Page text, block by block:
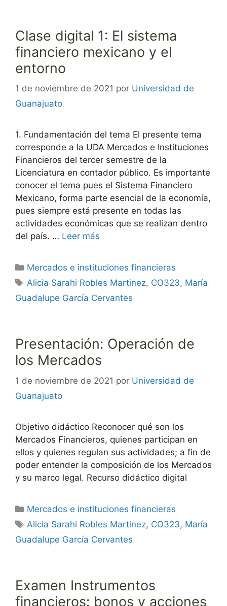
Clase digital 1: El sistema
financiero mexicano y el
entorno
1 de noviembre de 2021 por Universidad de
Guanajuato
1. Fundamentación del tema El presente tema
corresponde a la UDA Mercados e Instituciones
Financieros del tercer semestre de la
Licenciatura en contador público. Es importante
conocer el tema pues el Sistema Financiero
Mexicano, forma parte esencial de la economía,
pues siempre está presente en todas las
actividades económicas que se realizan dentro
del país. … Leer más
Categorías
Mercados e instituciones financieras
Etiquetas
Alicia Sarahi Robles Martinez, CO323, María
Guadalupe García Cervantes
Presentación: Operación de
los Mercados
1 de noviembre de 2021 por Universidad de
Guanajuato
Objetivo didáctico Reconocer qué son los
Mercados Financieros, quienes participan en
ellos y quienes regulan sus actividades; a fin de
poder entender la composición de los Mercados
y su marco legal. Recurso didáctico digital
Categorías
Mercados e instituciones financieras
Etiquetas
Alicia Sarahi Robles Martinez, CO323, María
Guadalupe García Cervantes
Examen Instrumentos
financieros: bonos y acciones